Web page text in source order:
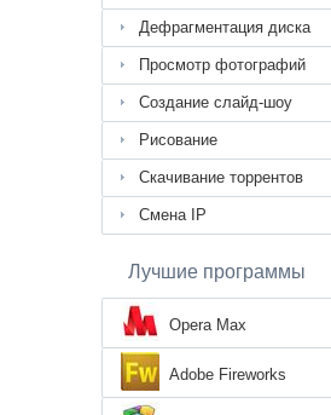
Дефрагментация диска
Просмотр фотографий
Создание слайд-шоу
Рисование
Скачивание торрентов
Смена IP
Лучшие программы
Opera Max
Adobe Fireworks